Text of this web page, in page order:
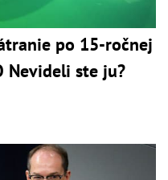
po 15-ročnej
Nevideli ste ju?